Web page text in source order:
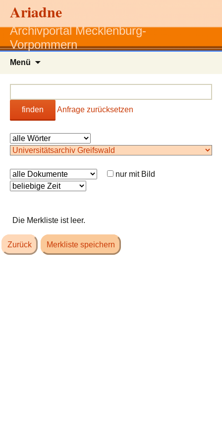
Ariadne
Archivportal Mecklenburg-
Vorpommern
Menü
finden Anfrage zurücksetzen
nur mit Bild
Die Merkliste ist leer.
Zurück Merkliste speichern